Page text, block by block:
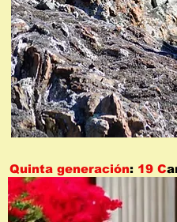
Quinta generación: 19 C